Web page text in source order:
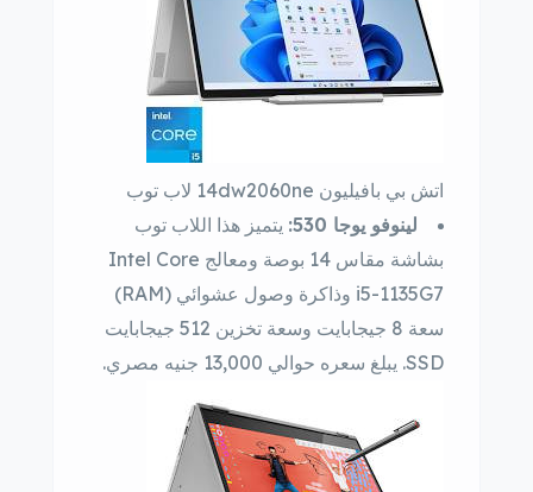
اتش بي بافيليون 14dw2060ne لاب توب
لينوفو يوجا 530:
يتميز هذا اللاب توب
بشاشة مقاس 14 بوصة ومعالج Intel Core
i5-1135G7 وذاكرة وصول عشوائي (RAM)
سعة 8 جيجابايت وسعة تخزين 512 جيجابايت
SSD. يبلغ سعره حوالي 13,000 جنيه مصري.